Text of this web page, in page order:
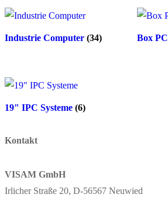
Industrie Computer (34) Box PC
19" IPC Systeme (6)
Kontakt
VISAM GmbH
Irlicher Straße 20, D-56567 Neuwied